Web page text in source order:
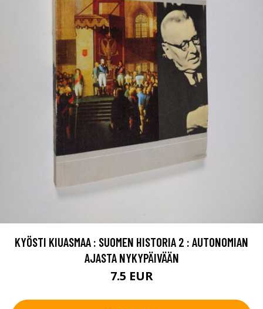
KYÖSTI KIUASMAA : SUOMEN HISTORIA 2 : AUTONOMIAN
AJASTA NYKYPÄIVÄÄN
7.5 EUR